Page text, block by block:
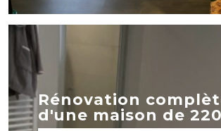
Rénovation
d'une maison de